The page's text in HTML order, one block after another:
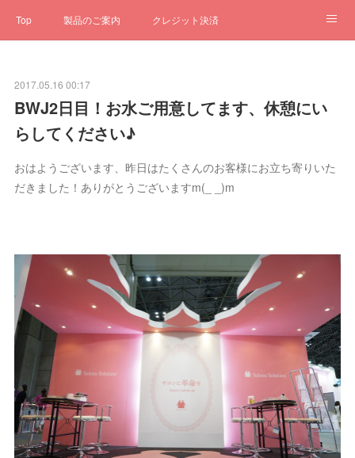
Top 製品のご案内 クレジット決済
ステータス
2017.05.16 00:17
BWJ2日目！お水ご用意してます、休憩にい
らしてください♪
おはようございます、昨日はたくさんのお客様にお立ち寄りいた
だきました！ありがとうございますm(_ _)m